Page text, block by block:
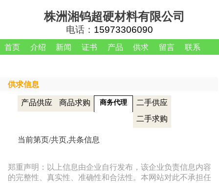
株洲湘钨超硬材料有限公司
电话： 15973306090
首页 介绍 新闻 证书 产品 供求 留言 联系
供求信息
产品供应 商品求购 商务代理
二手供应
二手求购
当前第页/共页,共条信息
郑重声明：以上信息由企业自行发布，该企业负责信息内容
的完整性、真实性、准确性和合法性。本网站对此不承担任